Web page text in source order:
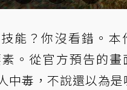
能？你沒看錯。
素。從官方預告的
中毒，不說還以為